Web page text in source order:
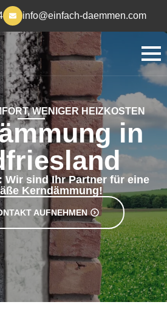
info@einfach-daemmen.com
WENIGER HEIZKOSTEN
in
Wir sind Ihr Partner für eine
Kerndämmung!
AUFNEHMEN